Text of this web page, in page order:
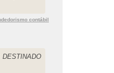
contábil